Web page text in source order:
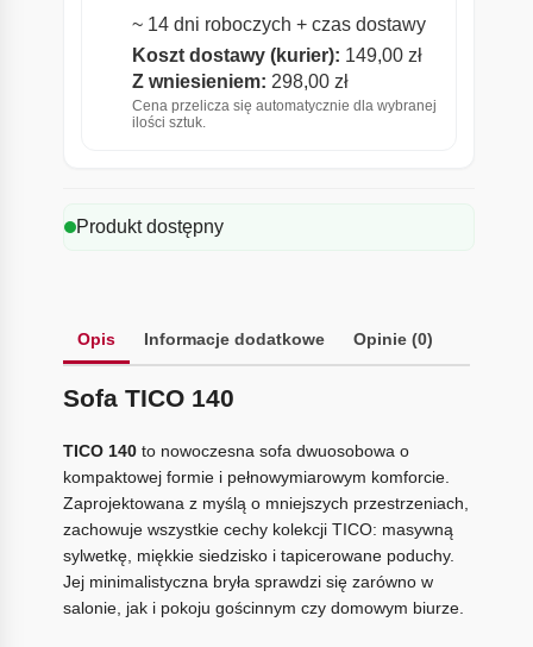
~ 14 dni roboczych + czas dostawy
Koszt dostawy (kurier): 149,00 zł
Z wniesieniem: 298,00 zł
Cena przelicza się automatycznie dla wybranej
ilości sztuk.
Produkt dostępny
Opis Informacje dodatkowe Opinie (0)
Sofa TICO 140
TICO 140to nowoczesna sofa dwuosobowa o
kompaktowej formie i pełnowymiarowym komforcie.
Zaprojektowana z myślą o mniejszych przestrzeniach,
zachowuje wszystkie cechy kolekcji TICO: masywną
sylwetkę, miękkie siedzisko i tapicerowane poduchy.
Jej minimalistyczna bryła sprawdzi się zarówno w
salonie, jak i pokoju gościnnym czy domowym biurze.